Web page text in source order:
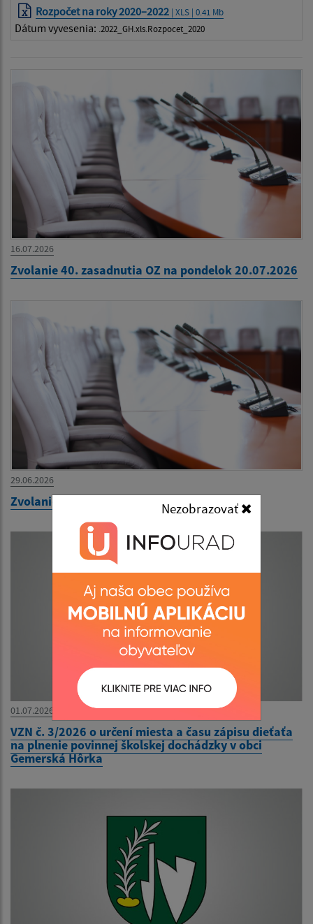
Nezobrazovať
Rozpočet na roky 2020–2022 | XLS | 0.41 Mb
Dátum vyvesenia: .2022_GH.xls.Rozpocet_2020
16.07.2026
Zvolanie 40. zasadnutia OZ na pondelok 20.07.2026
29.06.2026
Zvolanie 39. zasadnutia OZ na 30.06.2026
01.07.2026
VZN č. 3/2026 o určení miesta a času zápisu dieťaťa
na plnenie povinnej školskej dochádzky v obci
Gemerská Hôrka